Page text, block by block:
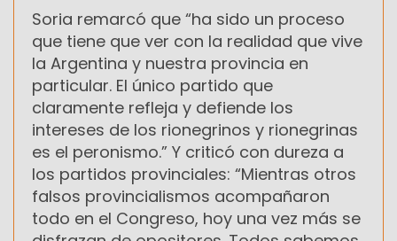
Soria remarcó que “ha sido un proceso
que tiene que ver con la realidad que vive
la Argentina y nuestra provincia en
particular. El único partido que
claramente refleja y defiende los
intereses de los rionegrinos y rionegrinas
es el peronismo.” Y criticó con dureza a
los partidos provinciales: “Mientras otros
falsos provincialismos acompañaron
todo en el Congreso, hoy una vez más se